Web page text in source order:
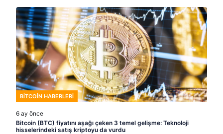
BITCOIN HABERLERI
6 ay önce
Bitcoin (BTC) fiyatını aşağı çeken 3 temel gelişme: Teknoloji
hisselerindeki satış kriptoyu da vurdu